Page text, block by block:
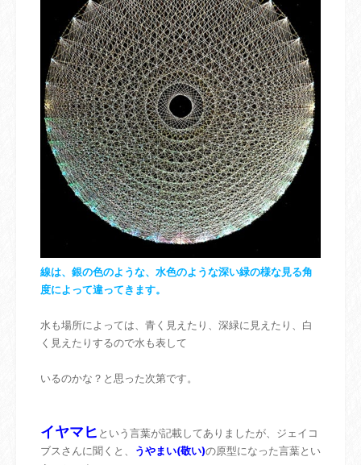
線は、銀の色のような、水色のような深い緑の様な見る角
度によって違ってきます。
水も場所によっては、青く見えたり、深緑に見えたり、白
く見えたりするので水も表して
いるのかな？と思った次第です。
イヤマヒ という言葉が記載してありましたが、ジェイコ
ブスさんに聞くと、
うやまい(敬い)の原型になった言葉とい